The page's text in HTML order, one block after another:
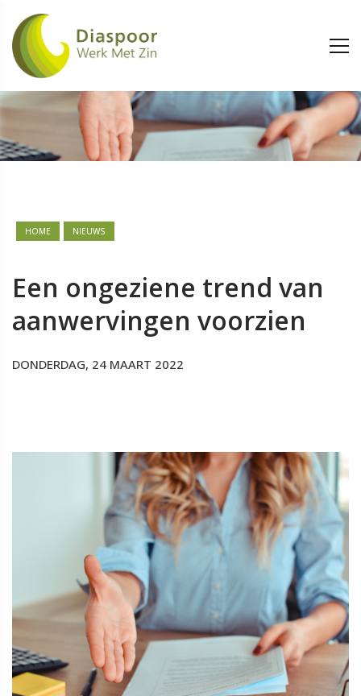
HOME NIEUWS
Een ongeziene trend van
aanwervingen voorzien
DONDERDAG, 24 MAART 2022